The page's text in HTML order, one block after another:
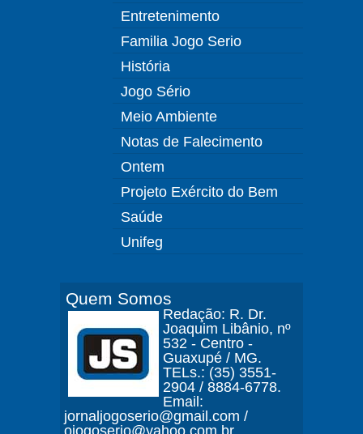
Entretenimento
Familia Jogo Serio
História
Jogo Sério
Meio Ambiente
Notas de Falecimento
Ontem
Projeto Exército do Bem
Saúde
Unifeg
Quem Somos
Redação: R. Dr.
Joaquim Libânio, nº
532 - Centro -
Guaxupé / MG.
TELs.: (35) 3551-
2904 / 8884-6778.
Email:
jornaljogoserio@gmail.com /
ojogoserio@yahoo.com.br.